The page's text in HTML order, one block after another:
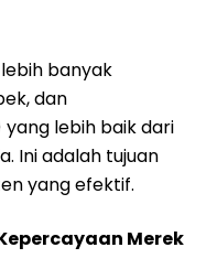
banyak
dan
yang lebih baik dari
Ini adalah tujuan
yang efektif.
Merek